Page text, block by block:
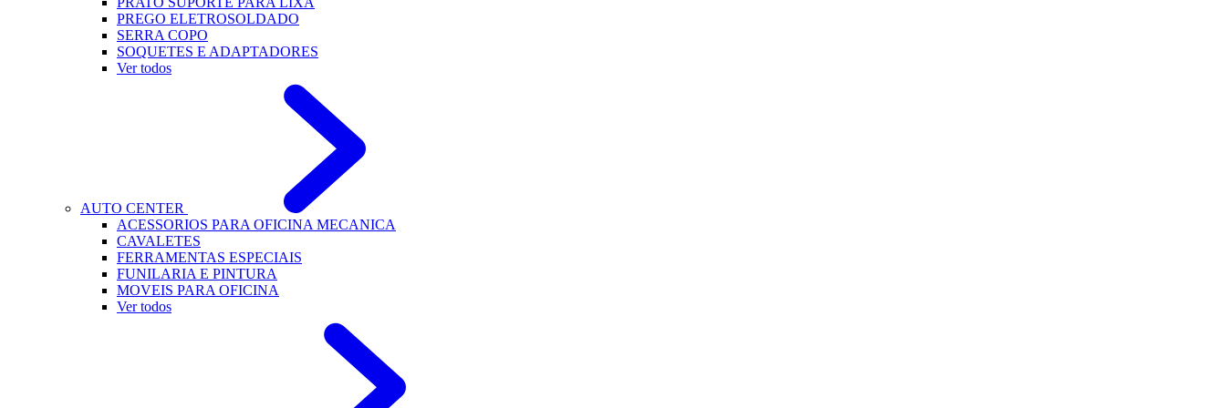
PREGO ELETROSOLDADO
SERRA COPO
SOQUETES E ADAPTADORES
Ver todos
AUTO CENTER
ACESSORIOS PARA OFICINA MECANICA
CAVALETES
FERRAMENTAS ESPECIAIS
FUNILARIA E PINTURA
MOVEIS PARA OFICINA
Ver todos